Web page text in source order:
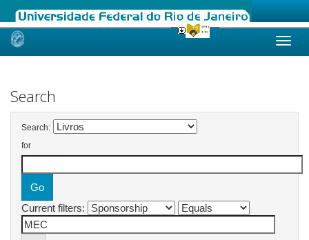
Skip
Search
Search:
for
Current filters: